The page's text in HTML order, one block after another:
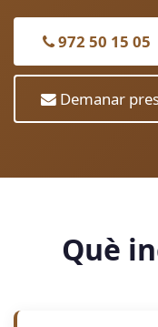
972 50 15 05
Demanar
Què